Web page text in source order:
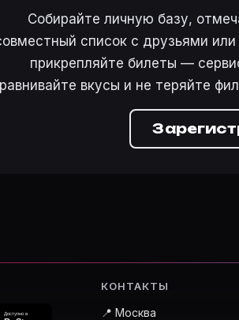
Собирайте личную базу,
список с друзьями
прикрепляйте билеты —
вкусы и не теряйте
КОНТАКТЫ
📍 Москва